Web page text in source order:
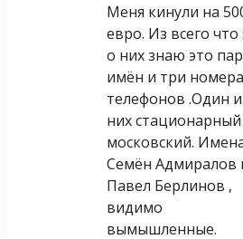
Меня кинули на
евро. Из всего что
о них знаю это
имён и три номера
телефонов .Один
них стационарный
московский.
Семён Адмиралов
Павел Берлинов ,
видимо
вымышленные.